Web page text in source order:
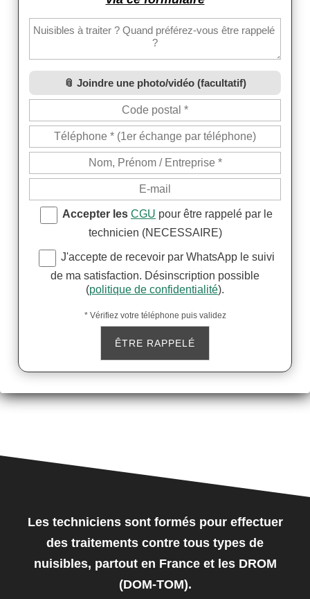
Joindre une photo/vidéo (facultatif)
Accepter les CGU pour être rappelé par le
technicien (NECESSAIRE)
J'accepte de recevoir par WhatsApp le suivi
de ma satisfaction. Désinscription possible
(politique de confidentialité).
* Vérifiez votre téléphone puis validez
Les techniciens sont formés pour effectuer
des traitements contre tous types de
nuisibles, partout en France et les DROM
(DOM-TOM).